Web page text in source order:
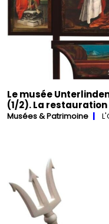
Le musée
(1/2). La
Musées & Patrimoine